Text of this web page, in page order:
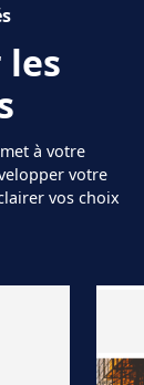
les
à votre
votre
vos choix